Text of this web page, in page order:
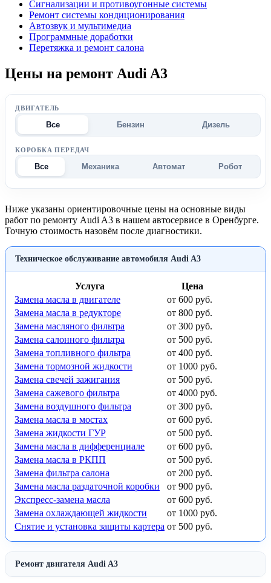
Сигнализации и противоугонные системы
Ремонт системы кондиционирования
Автозвук и мультимедиа
Программные доработки
Перетяжка и ремонт салона
Цены на ремонт Audi A3
ДВИГАТЕЛЬ
Все Бензин Дизель
КОРОБКА ПЕРЕДАЧ
Все Механика Автомат Робот
Ниже указаны ориентировочные цены на основные виды
работ по ремонту Audi A3 в нашем автосервисе в Оренбурге.
Точную стоимость назовём после диагностики.
Техническое обслуживание автомобиля Audi A3
Услуга
Цена
Замена масла в двигателе
от 600 руб.
Замена масла в редукторе
от 800 руб.
Замена масляного фильтра
от 300 руб.
Замена салонного фильтра
от 500 руб.
Замена топливного фильтра
от 400 руб.
Замена тормозной жидкости
от 1000 руб.
Замена свечей зажигания
от 500 руб.
Замена сажевого фильтра
от 4000 руб.
Замена воздушного фильтра
от 300 руб.
Замена масла в мостах
от 600 руб.
Замена жидкости ГУР
от 500 руб.
Замена масла в дифференциале
от 600 руб.
Замена масла в РКПП
от 500 руб.
Замена фильтра салона
от 200 руб.
Замена масла раздаточной коробки
от 900 руб.
Экспресс-замена масла
от 600 руб.
Замена охлаждающей жидкости
от 1000 руб.
Снятие и установка защиты картера от 500 руб.
Ремонт двигателя Audi A3